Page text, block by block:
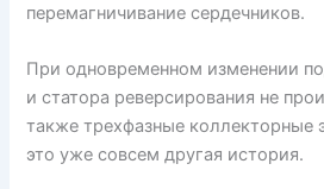
перемагничивание сердечников.
При одновременном изменении
и статора реверсирования не
также трехфазные коллекторные
это уже совсем другая история.